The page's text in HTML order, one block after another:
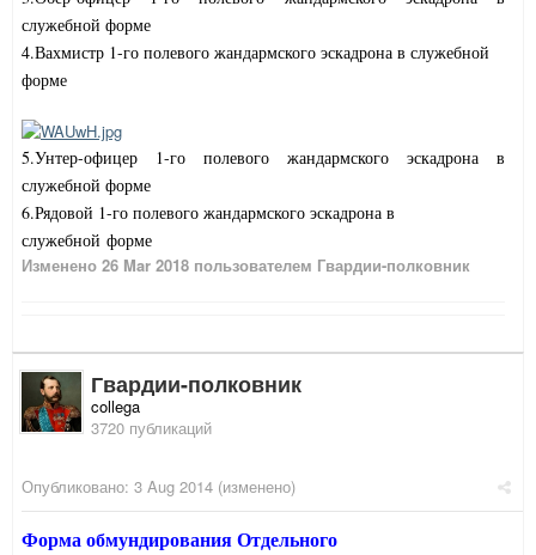
служебной форме
4.Вахмистр 1-го полевого жандармского эскадрона в служебной
форме
5.Унтер-офицер 1-го полевого жандармского эскадрона в
служебной форме
6.Рядовой 1-го полевого жандармского эскадрона в
служебной форме
Изменено 26 Mar 2018 пользователем Гвардии-полковник
Гвардии-полковник
collega
3720 публикаций
Опубликовано: 3 Aug 2014 (изменено)
Форма обмундирования Отдельного